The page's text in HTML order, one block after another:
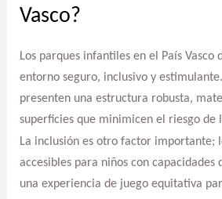
Vasco?
Los parques infantiles en el País Vasco
entorno seguro, inclusivo y
presenten una estructura robusta,
superficies que minimicen el riesgo de
La inclusión es otro factor importante;
accesibles para niños con capacidades
una experiencia de juego equitativa